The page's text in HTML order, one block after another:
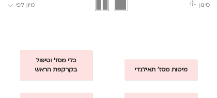
סינון מיון לפי
מיטות מסז' תאילנדי
כלי מסז' וטיפול
בקרקפת הראש